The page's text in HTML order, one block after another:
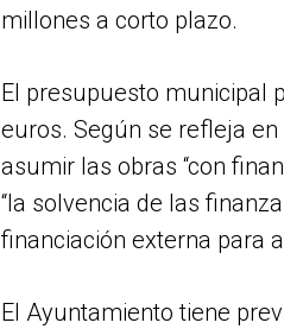
millones a corto plazo.
El presupuesto municipal
euros. Según se refleja
asumir las obras “con
“la solvencia de las
financiación externa para
El Ayuntamiento tiene